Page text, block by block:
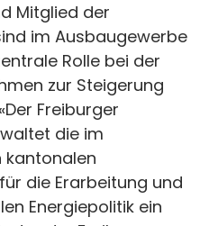
Mitglied der
im Ausbaugewerbe
Rolle bei der
zur Steigerung
Freiburger
die im
kantonalen
die Erarbeitung und
Energiepolitik ein